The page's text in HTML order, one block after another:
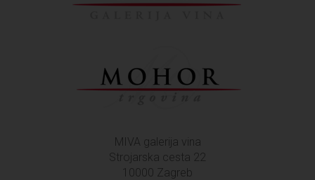
MIVA galerija vina
Strojarska cesta 22
10000 Zagreb